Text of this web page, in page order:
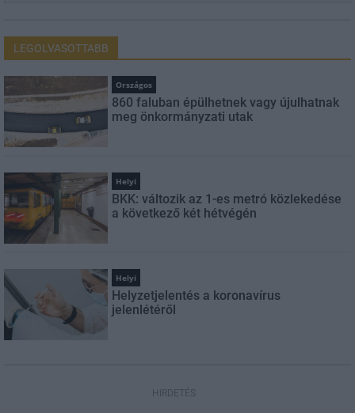
LEGOLVASOTTABB
Országos
860 faluban épülhetnek vagy újulhatnak
meg önkormányzati utak
Helyi
BKK: változik az 1-es metró közlekedése
a következő két hétvégén
Helyi
Helyzetjelentés a koronavírus
jelenlétéről
HIRDETÉS